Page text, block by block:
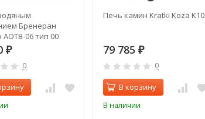
Бренеран
АОТВ-06 тип 00
₽
0
Печь камин Kratki Koza K10
79 785 ₽
0
В корзину
В наличии